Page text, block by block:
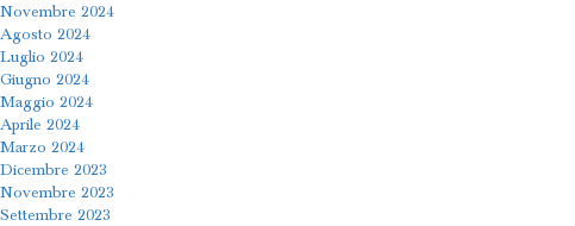
Novembre 2024
Agosto 2024
Luglio 2024
Giugno 2024
Maggio 2024
Aprile 2024
Marzo 2024
Dicembre 2023
Novembre 2023
Settembre 2023